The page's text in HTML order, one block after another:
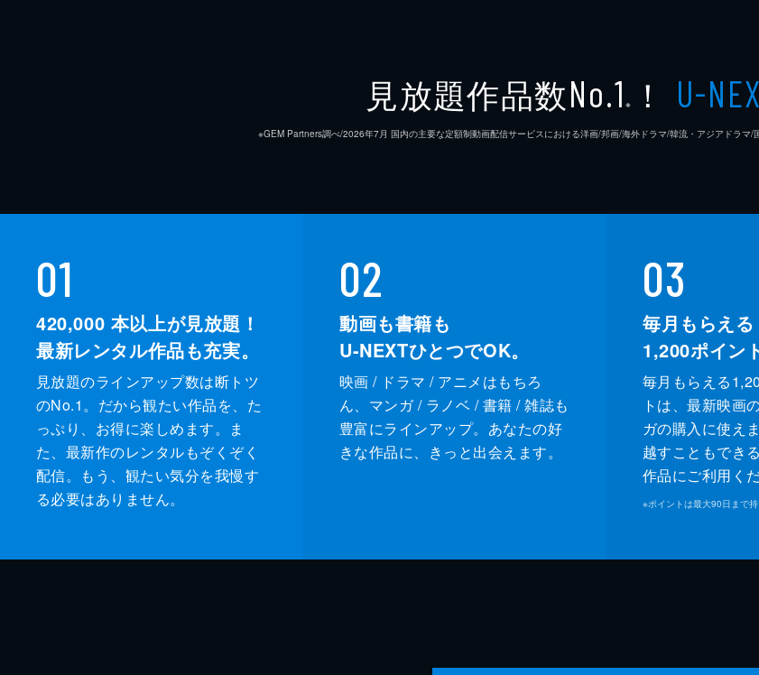
見放題作品数No.1 ※ ！ U-
※GEM Partners調べ/2026年7⽉ 国内の主要な定額制動画配信サービスにおける洋画/邦画/海外ドラマ/韓流・アジアドラマ/
01
420,000 本以上が見放題！
最新レンタル作品も充実。
見放題のラインアップ数は断トツ
のNo.1。だから観たい作品を、た
っぷり、お得に楽しめます。ま
た、最新作のレンタルもぞくぞく
配信。もう、観たい気分を我慢す
る必要はありません。
02
動画も書籍も
U-NEXTひとつでOK。
映画 / ドラマ / アニメはもちろ
ん、マンガ / ラノベ / 書籍 / 雑誌も
豊富にラインアップ。あなたの好
きな作品に、きっと出会えます。
03
毎月もらえる
1,200ポイン
毎月もらえる
トは、最新映画
ガの購入に使え
越すこともでき
作品にご利用くだ
※ポイントは最大90日まで持